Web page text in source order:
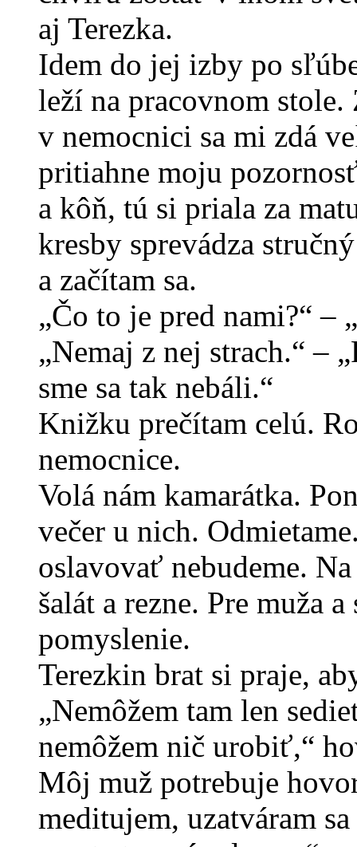
aj Terezka.
Idem do jej izby po
leží na pracovnom
v nemocnici sa mi zdá
pritiahne moju
a kôň, tú si priala za
kresby sprevádza
a začítam sa.
„Čo to je pred nami?“
„Nemaj z nej strach.“ –
sme sa tak nebáli.“
Knižku prečítam celú.
nemocnice.
Volá nám kamarátka.
večer u nich.
oslavovať nebudeme.
šalát a rezne. Pre muža
pomyslenie.
Terezkin brat si praje,
„Nemôžem tam len
nemôžem nič urobiť,“
Môj muž potrebuje
meditujem, uzatváram